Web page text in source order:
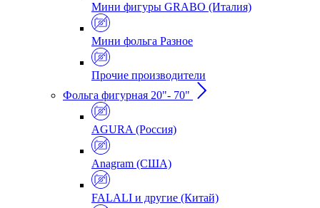
Мини фигуры GRABO (Италия)
Мини фольга Разное
Прочие производители
Фольга фигурная 20"- 70"
AGURA (Россия)
Anagram (США)
FALALI и другие (Китай)